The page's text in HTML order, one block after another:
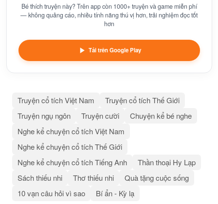
Bé thích truyện này? Trên app còn 1000+ truyện và game miễn phí
— không quảng cáo, nhiều tính năng thú vị hơn, trải nghiệm đọc tốt
hơn
Tải trên Google Play
Truyện cổ tích Việt Nam
Truyện cổ tích Thế Giới
Truyện ngụ ngôn
Truyện cười
Chuyện kể bé nghe
Nghe kể chuyện cổ tích Việt Nam
Nghe kể chuyện cổ tích Thế Giới
Nghe kể chuyện cổ tích Tiếng Anh
Thần thoại Hy Lạp
Sách thiếu nhi
Thơ thiếu nhi
Quà tặng cuộc sống
10 vạn câu hỏi vì sao
Bí ẩn - Kỳ lạ